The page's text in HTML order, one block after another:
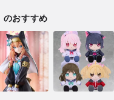
のおすすめ